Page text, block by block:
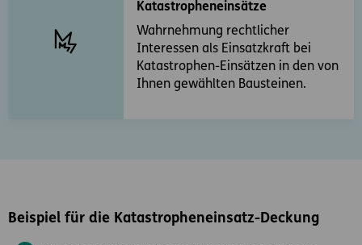
Katastropheneinsätze
Wahrnehmung rechtlicher
Interessen als Einsatzkraft bei
Katastrophen-Einsätzen in den von
Ihnen gewählten Bausteinen.
Beispiel für die Katastropheneinsatz-Deckung